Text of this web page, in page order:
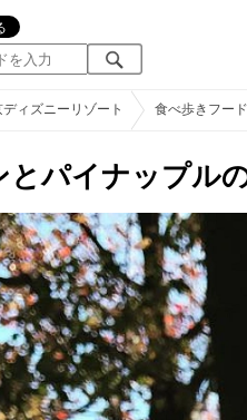
ディズニーリゾート 食べ歩きフード
とパイナップル